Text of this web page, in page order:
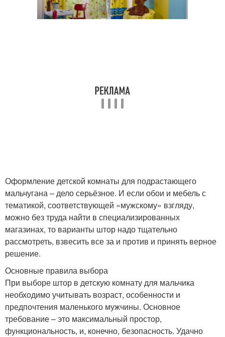
Оформление детской комнаты для подрастающего
мальчугана – дело серьёзное. И если обои и мебель с
тематикой, соответствующей «мужскому» взгляду,
можно без труда найти в специализированных
магазинах, то варианты штор надо тщательно
рассмотреть, взвесить все за и против и принять верное
решение.
Основные правила выбора
При выборе штор в детскую комнату для мальчика
необходимо учитывать возраст, особенности и
предпочтения маленького мужчины. Основное
требование – это максимальный простор,
функциональность, и, конечно, безопасность. Удачно